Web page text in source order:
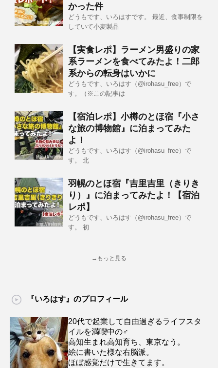
かった件
どうもです、いろはすです。 最近、食事制限を
していて小麦製品
【実食レポ】ラーメン男盛りの家
系ラーメンを食べてみたよ！二郎
系からの転身はいかに
どうもです、いろはす（@irohasu_free）で
す。（※この記事は
【宿泊レポ】小樽のとほ宿『小さ
な旅の博物館』に泊まってみた
よ！
どうもです、いろはす（@irohasu_free）で
す。 北
羽幌のとほ宿『吉里吉里（きりき
り）』に泊まってみたよ！【宿泊
レポ】
どうもです、いろはす（@irohasu_free）で
す。 初
→もっと見る
『いろはす』のプロフィール
20代で起業して自由過ぎるライフスタ
イルを満喫中の♂
高知生まれ高知育ち、東京なう。
絵に書いた様な右脳派。
ほぼ感覚だけで生きてます。